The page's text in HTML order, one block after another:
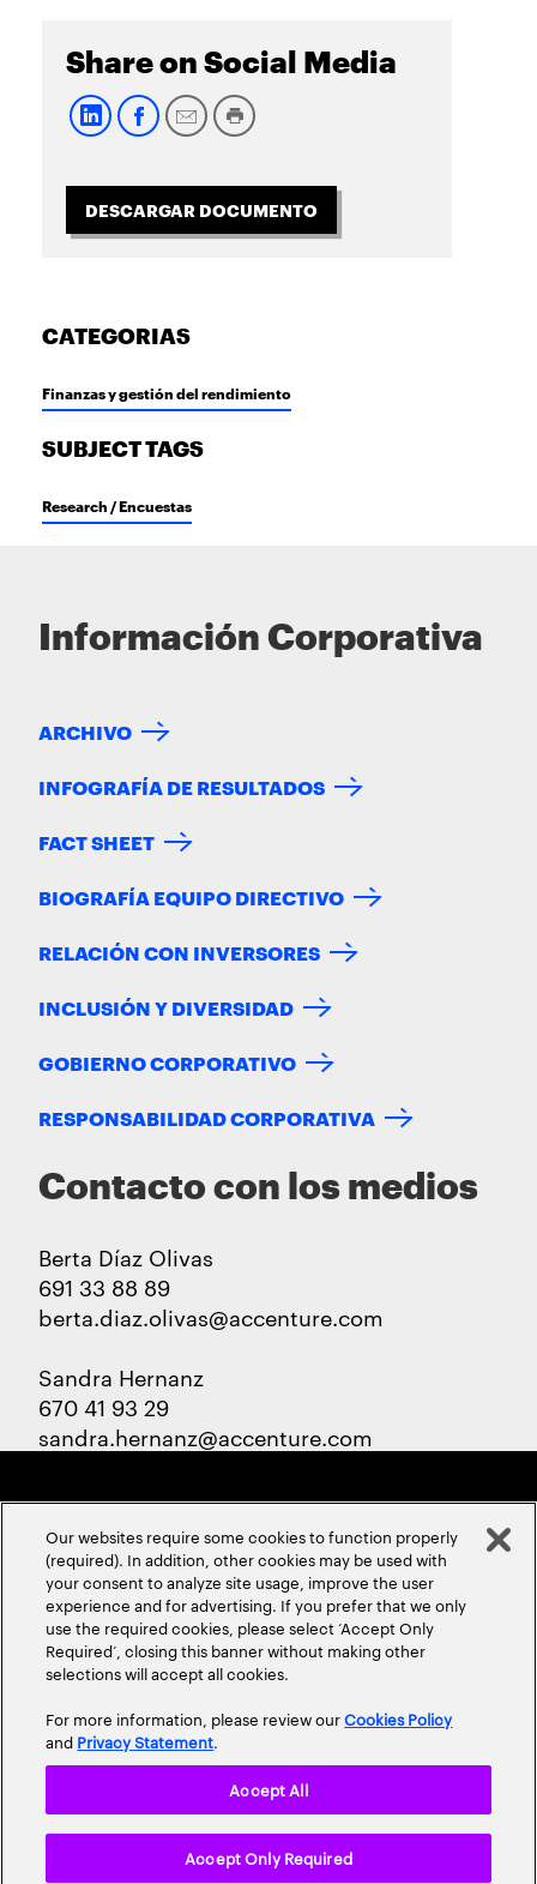
Share on Social Media
DESCARGAR DOCUMENTO
CATEGORIAS
Finanzas y gestión del rendimiento
SUBJECT TAGS
Research / Encuestas
Información Corporativa
ARCHIVO
INFOGRAFÍA DE RESULTADOS
FACT SHEET
BIOGRAFÍA EQUIPO DIRECTIVO
RELACIÓN CON INVERSORES
INCLUSIÓN Y DIVERSIDAD
GOBIERNO CORPORATIVO
RESPONSABILIDAD CORPORATIVA
Contacto con los medios
Berta Díaz Olivas
691 33 88 89
berta.diaz.olivas@accenture.com
Sandra Hernanz
670 41 93 29
sandra.hernanz@accenture.com
ABOUT USCONTACT US CAREERSLOCATIONS
Terms & Conditions
Site Map
Our websites require some cookies to function properly
(required). In addition, other cookies may be used with
your consent to analyze site usage, improve the user
experience and for advertising. If you prefer that we only
use the required cookies, please select ‘Accept Only
Required’, closing this banner without making other
selections will accept all cookies.
For more information, please review ourCookies Policy
and Privacy Statement.
Accept Only Required
Accept All